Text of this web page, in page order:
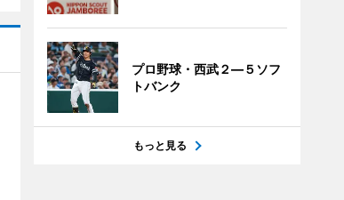
プロ野球・西武２―５ソフ
トバンク
もっと見る